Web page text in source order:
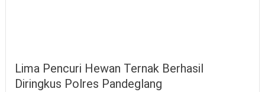
Lima Pencuri Hewan Ternak Berhasil
Diringkus Polres Pandeglang